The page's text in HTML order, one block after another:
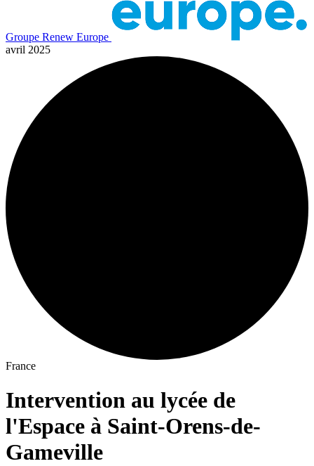
Groupe Renew Europe
avril 2025
France
Intervention au lycée de
l'Espace à Saint-Orens-de-
Gameville